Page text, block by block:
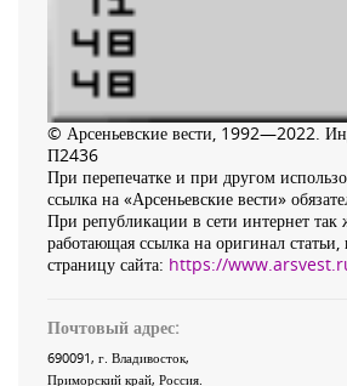
© Арсеньевские вести, 1992—2022.
П2436
При перепечатке и при другом
ссылка на «Арсеньевские вести»
При републикации в сети интернет так
работающая ссылка на оригинал
страницу сайта: https://
Почтовый адрес:
690091, г. Владивосток,
Приморский край, Россия